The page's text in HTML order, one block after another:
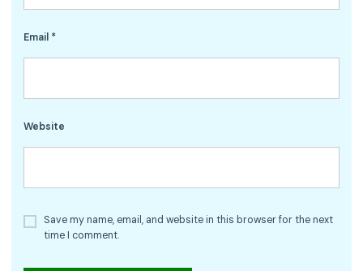
Email *
Website
Save my name, email, and website in this browser for the next
time I comment.